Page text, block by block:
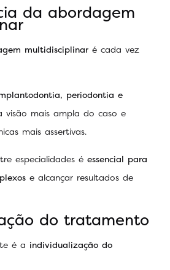
da abordagem
multidisciplinar é cada vez
periodontia e
visão mais ampla do caso e
mais assertivas.
especialidades é essencial para
e alcançar resultados de
do tratamento
é a individualização do